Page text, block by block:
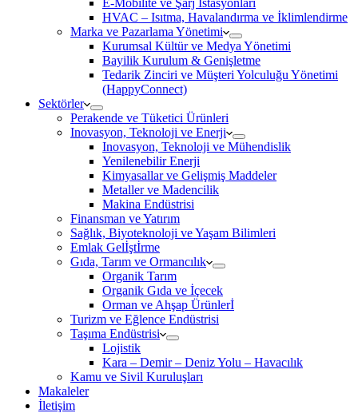
E-Mobilite ve Şarj İstasyonları
HVAC – Isıtma, Havalandırma ve İklimlendirme
Marka ve Pazarlama Yönetimi
Kurumsal Kültür ve Medya Yönetimi
Bayilik Kurulum & Genişletme
Tedarik Zinciri ve Müşteri Yolculuğu Yönetimi
(HappyConnect)
Sektörler
Perakende ve Tüketici Ürünleri
Inovasyon, Teknoloji ve Enerji
Inovasyon, Teknoloji ve Mühendislik
Yenilenebilir Enerji
Kimyasallar ve Gelişmiş Maddeler
Metaller ve Madencilik
Makina Endüstrisi
Finansman ve Yatırım
Sağlık, Biyoteknoloji ve Yaşam Bilimleri
Emlak Gelİştİrme
Gıda, Tarım ve Ormancılık
Organik Tarım
Organik Gıda ve İçecek
Orman ve Ahşap Ürünlerİ
Turizm ve Eğlence Endüstrisi
Taşıma Endüstrisi
Lojistik
Kara – Demir – Deniz Yolu – Havacılık
Kamu ve Sivil Kuruluşları
Makaleler
İletişim